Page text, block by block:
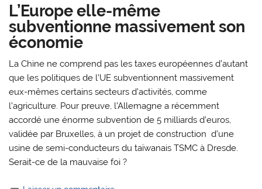
L’Europe elle-même
subventionne massivement son
économie
La Chine ne comprend pas les taxes européennes d’autant
que les politiques de l’UE subventionnent massivement
eux-mêmes certains secteurs d’activités, comme
l’agriculture. Pour preuve, l’Allemagne a récemment
accordé une énorme subvention de 5 milliards d’euros,
validée par Bruxelles, à un projet de construction d’une
usine de semi-conducteurs du taïwanais TSMC à Dresde.
Serait-ce de la mauvaise foi ?